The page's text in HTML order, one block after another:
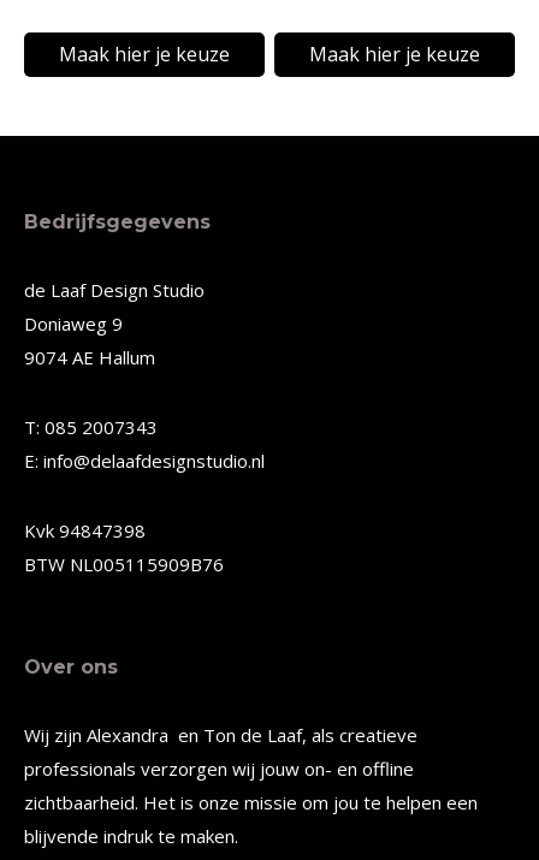
productpagina
productpagina
tot
€42,40
Maak hier je keuze
product
meerdere
Deze
optie
kan
worden
de
productpagina
Maak hier je keuze
product
Bedrijfsgegevens
de Laaf Design Studio
Doniaweg 9
9074 AE Hallum
T: 085 2007343
E: info@delaafdesignstudio.nl
Kvk 94847398
BTW NL005115909B76
Over ons
Wij zijn Alexandra en Ton de Laaf, als creatieve
professionals verzorgen wij jouw on- en offline
zichtbaarheid. Het is onze missie om jou te helpen een
blijvende indruk te maken.